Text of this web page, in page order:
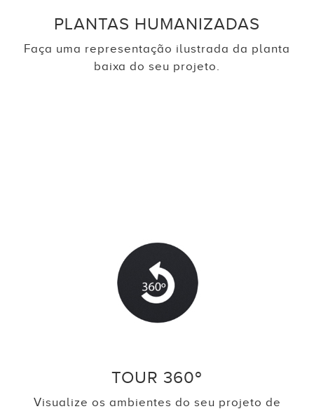
PLANTAS HUMANIZADAS
Faça uma representação ilustrada da planta
baixa do seu projeto.
TOUR 360º
Visualize os ambientes do seu projeto de